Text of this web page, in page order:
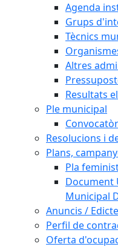
Agenda
Grups
Tècnics
Altres
Resultats
Ple municipal
Resolucions i
Plans,
Pla
Document
Municipal
Anuncis /
Perfil de
Oferta